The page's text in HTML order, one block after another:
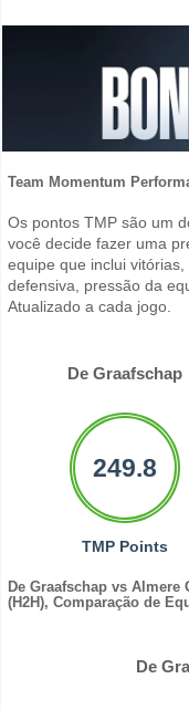
Team Momentum
Os pontos TMP são um
você decide fazer uma
equipe que inclui
defensiva, pressão da
Atualizado a cada jogo.
De Graafschap
249.8
TMP Points
De Graafschap vs Almere
(H2H), Comparação de
De